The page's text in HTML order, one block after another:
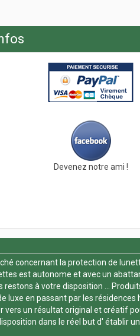
Devenez notre ami !
concernant la protection de
est autonome et avec un
à votre disposition ...
luxe en passant par les résidences
vers un résultat original et créatif
dans le réel but d' établir